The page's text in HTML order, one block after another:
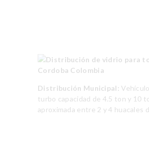
Distribución Municipal:
turbo capacidad de 4.5 ton y 10
aproximada entre 2 y 4 huacales